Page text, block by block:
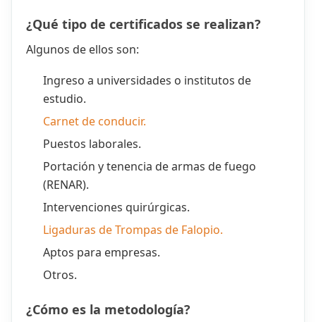
¿Qué tipo de certificados se realizan?
Algunos de ellos son:
Ingreso a universidades o institutos de
estudio.
Carnet de conducir.
Puestos laborales.
Portación y tenencia de armas de fuego
(RENAR).
Intervenciones quirúrgicas.
Ligaduras de Trompas de Falopio.
Aptos para empresas.
Otros.
¿Cómo es la metodología?